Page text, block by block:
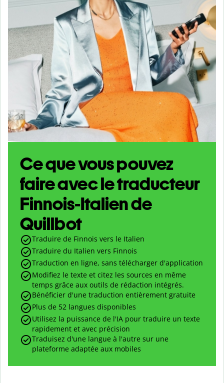
Ce que vous pouvez
faire avec le traducteur
Finnois-Italien de
Quillbot
Traduire de Finnois vers le Italien
Traduire du Italien vers Finnois
Traduction en ligne, sans télécharger d'application
Modifiez le texte et citez les sources en même
temps grâce aux outils de rédaction intégrés.
Bénéficier d'une traduction entièrement gratuite
Plus de 52 langues disponibles
Utilisez la puissance de l'IA pour traduire un texte
rapidement et avec précision
Traduisez d'une langue à l'autre sur une
plateforme adaptée aux mobiles